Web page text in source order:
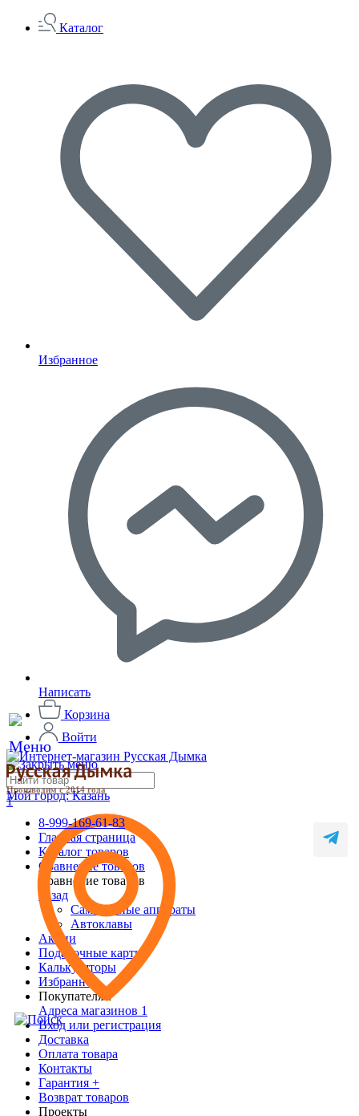
Каталог
Избранное
Написать
Корзина
Войти
Производим с 2014 года
1
Мой город:Казань
8-999-169-61-83
Главная страница
Каталог товаров
Сравнение товаров
Сравнение товаров
назад
Самогонные аппараты
Автоклавы
Акции
Подарочные карты
Калькуляторы
Избранное
Покупателям
Адреса магазинов 1
Вход или регистрация
Доставка
Оплата товара
Контакты
Гарантия +
Возврат товаров
Проекты